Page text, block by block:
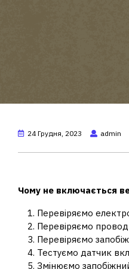
24 Грудня, 2023 admin
Чому не включається
Перевіряємо
Перевіряємо
Перевіряємо
Тестуємо датчик
Змінюємо